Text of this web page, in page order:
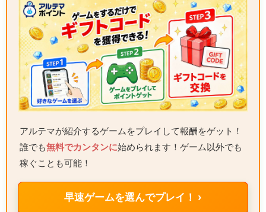
アルテマが紹介するゲームをプレイして報酬をゲット！
誰でも無料でカンタンに始められます！ゲーム以外でも
稼ぐことも可能！
早速ゲームを選んでプレイ！ ›